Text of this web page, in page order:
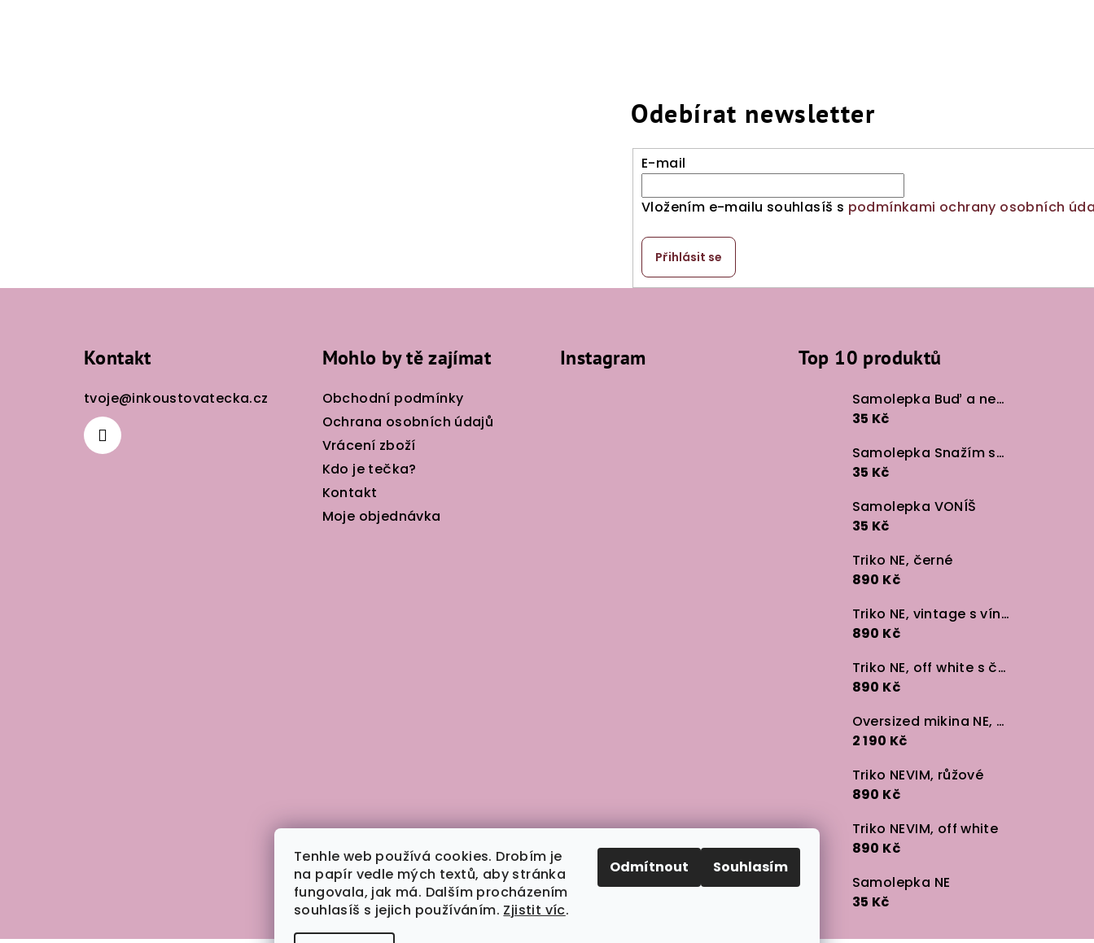
Tenhle web používá cookies. Drobím je
na papír vedle mých textů, aby stránka
fungovala, jak má. Dalším procházením
souhlasíš s jejich používáním. Zjistit víc.
Odmítnout Souhlasím
Odebírat newsletter
E-mail
Vložením e-mailu souhlasíš s podmínkami ochrany osobních
Přihlásit se
Kontakt
tvoje@inkoustovatecka.cz
Mohlo by tě zajímat
Obchodní podmínky
Ochrana osobních údajů
Vrácení zboží
Kdo je tečka?
Kontakt
Moje objednávka
Instagram Top 10 produktů
Samolepka Buď a neboj
35 Kč
Samolepka Snažím se v lidech
35 Kč
Samolepka VONÍŠ
35 Kč
Triko NE, černé
890 Kč
Triko NE, vintage s vínem
890 Kč
Triko NE, off white s černou
890 Kč
Oversized mikina NE, černá
2 190 Kč
Triko NEVIM, růžové
890 Kč
Triko NEVIM, off white
890 Kč
Samolepka NE
35 Kč